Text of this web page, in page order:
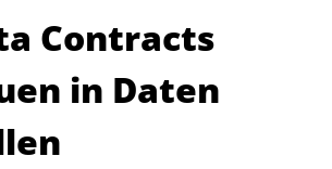
Contracts
in Daten
Alle